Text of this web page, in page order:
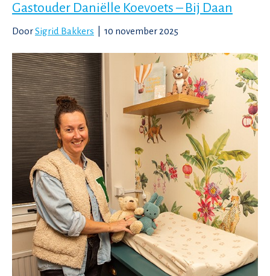
Gastouder Daniëlle Koevoets – Bij Daan
DoorSigrid Bakkers 10 november 2025